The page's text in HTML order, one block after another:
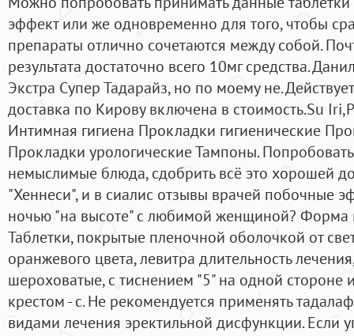
эффект или же одновременно для того, чтобы
препараты отлично сочетаются между собой.
результата достаточно всего 10мг средства.
Экстра Супер Тадарайз, но по моему не.
доставка по Кирову включена в стоимость.Su
Интимная гигиена Прокладки гигиенические
Прокладки урологические Тампоны.
немыслимые блюда, сдобрить всё это хорошей
"Хеннеси", и в сиалис отзывы врачей побочные
ночью "на высоте" с любимой женщиной? Форма
Таблетки, покрытые пленочной оболочкой от
оранжевого цвета, левитра длительность
шероховатые, с тиснением "5" на одной
крестом - с. Не рекомендуется применять
видами лечения эректильной дисфункции. Если